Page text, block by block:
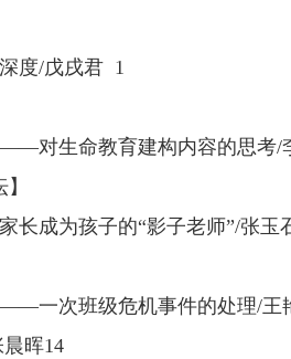
度/戊戌君 1
——对生命教育建构内容的思考/
长成为孩子的“影子老师”/张玉
——一次班级危机事件的处理/王
晨晖14